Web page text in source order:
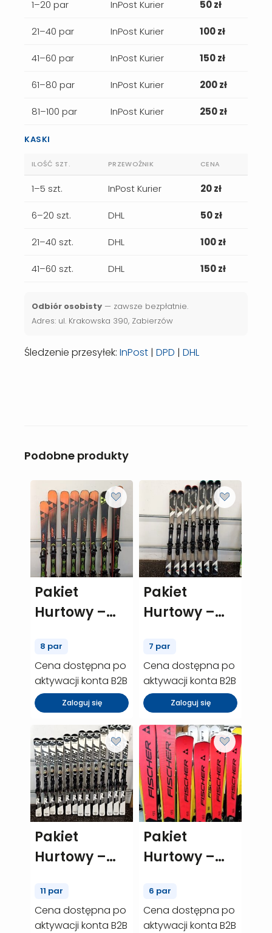
1–20 par InPost Kurier 50 zł
21–40 par InPost Kurier 100 zł
41–60 par InPost Kurier 150 zł
61–80 par InPost Kurier 200 zł
81–100 par InPost Kurier 250 zł
KASKI
ILOŚĆ SZT. PRZEWOŹNIK CENA
1–5 szt. InPost Kurier 20 zł
6–20 szt. DHL 50 zł
21–40 szt. DHL 100 zł
41–60 szt. DHL 150 zł
Odbiór osobisty — zawsze bezpłatnie.
Adres: ul. Krakowska 390, Zabierzów
Śledzenie przesyłek: InPost | DPD | DHL
Podobne produkty
Pakiet
Hurtowy –
curv TI – 8
szt. (P00019)
8 par
Cena dostępna po
aktywacji konta B2B
Zaloguj się
Pakiet
Hurtowy –
72 – 7 szt.
(P00123)
7 par
Cena dostępna po
aktywacji konta B2B
Zaloguj się
Pakiet
Hurtowy –
React rt – 11
szt. (P00453)
11 par
Cena dostępna po
aktywacji konta B2B
Pakiet
Hurtowy –
– 6 szt.
(P00359)
6 par
Cena dostępna po
aktywacji konta B2B